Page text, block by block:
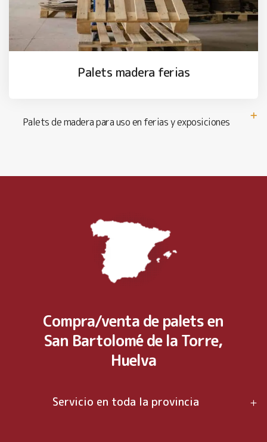
Palets madera ferias
Palets de madera para uso en ferias y exposiciones
Compra/venta de palets en
San Bartolomé de la Torre,
Huelva
Servicio en toda la provincia